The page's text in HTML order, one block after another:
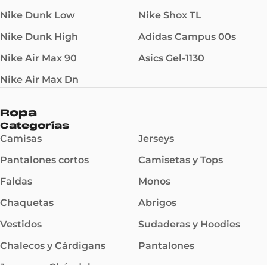
Nike Dunk Low
Nike Dunk High
Nike Air Max 90
Nike Air Max Dn
Nike Shox TL
Adidas Campus 00s
Asics Gel-1130
Ropa
Categorías
Camisas
Pantalones cortos
Faldas
Chaquetas
Vestidos
Chalecos y Cárdigans
Jerseys
Camisetas y Tops
Monos
Abrigos
Sudaderas y Hoodies
Pantalones